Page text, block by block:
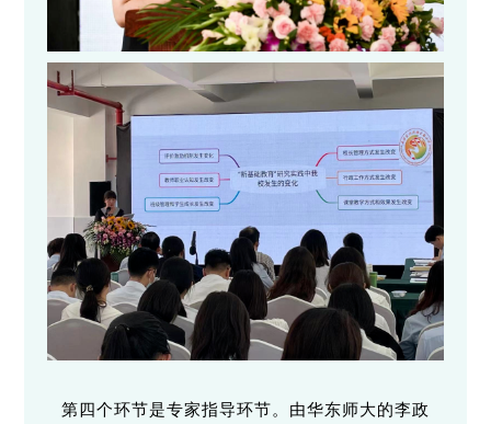
第四个环节是专家指导环节。由华东师大的李政